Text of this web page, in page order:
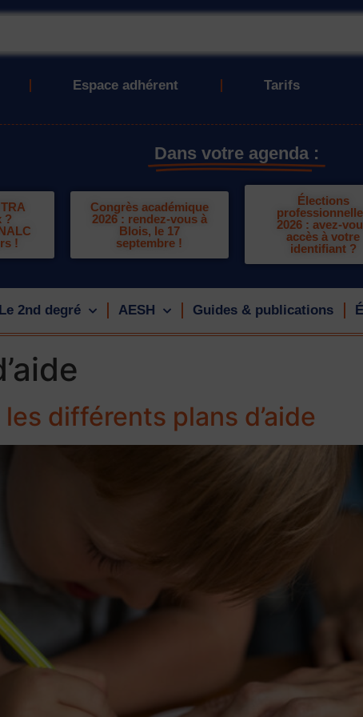
Espace adhérent Tarifs
Dans votre agenda :
?
!
Congrès académique
2026 : rendez-vous à
Blois, le 17
septembre !
Élections
2026 : avez-
accès à votre
identifiant ?
Le 2nd degré AESH Guides & publications
les différents plans d’aide